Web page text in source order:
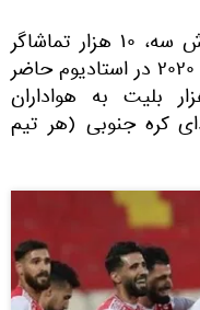
به گزارش اسپوتنیک به نقل از ورزش سه، ۱۰ هزار تماشاگر
برای دیدن فینال لیگ قهرمانان آسیا ۲۰۲۰ در استادیوم حاضر
بلیت به هواداران
کره جنوبی (هر تیم